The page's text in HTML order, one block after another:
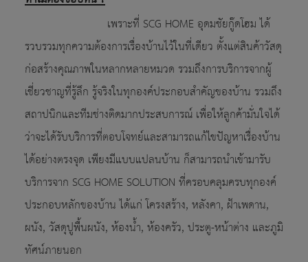
เพราะที่ SCG HOME อุดมชัยกู๊ดโฮม ได้
รวบรวมทุกความต้องการเรื่องบ้านไว้ในที่เดียว ตั้งแต่สินค้าวัสดุ
ก่อสร้างคุณภาพในหลากหลายหมวด รวมถึงการบริการจากผู้
เชี่ยวชาญที่รู้ลึก รู้จริงในทุกองค์ประกอบสำคัญของบ้าน รวมถึง
สถาปนิกและทีมช่างติดมากประสบการณ์ เพื่อให้ลูกค้ามั่นใจได้
ว่าจะได้รับบริการที่ตอบโจทย์และสามารถแก้ไขปัญหาเรื่องบ้าน
ได้อย่างตรงจุด เพียงมีแบบแปลนบ้าน ก็สามารถนำเข้ามารับ
บริการจาก SCG HOME SOLUTION ที่ครอบคลุมครบทุกองค์
ประกอบหลักของบ้าน ได้แก่ โครงสร้าง, หลังคา, ฝ้าเพดาน,
ผนัง, วัสดุปูพื้นผนัง, ห้องน้ำ, ห้องครัว, ประตู-หน้าต่าง และภูมิ
ทัศน์ภายนอก